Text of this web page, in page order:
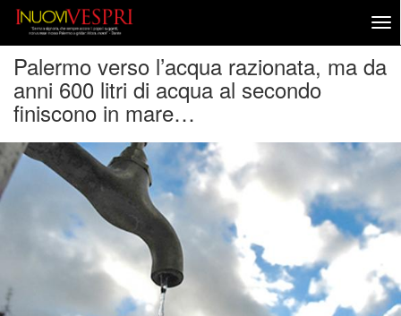
Palermo verso l’acqua razionata, ma da
anni 600 litri di acqua al secondo
finiscono in mare…